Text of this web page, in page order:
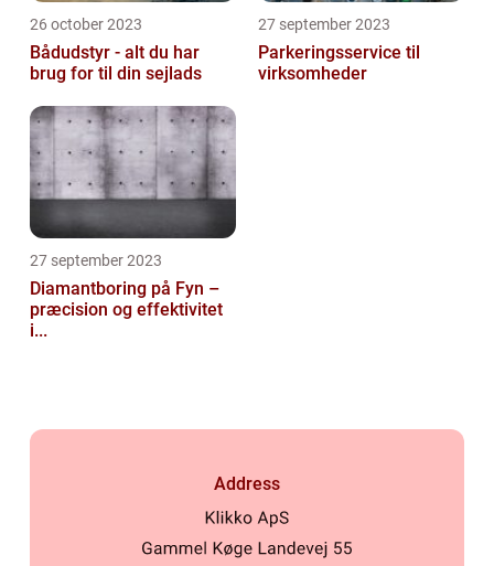
26 october 2023
Bådudstyr - alt du har
brug for til din sejlads
27 september 2023
Parkeringsservice til
virksomheder
27 september 2023
Diamantboring på Fyn –
præcision og effektivitet
i...
Address